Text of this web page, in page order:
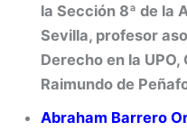
la Sección 8ª de la
Sevilla, profesor
Derecho en la
Raimundo de
Abraham Barrero